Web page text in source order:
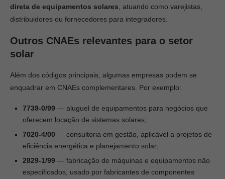
direta de equipamentos solares , atuando como varejistas,
distribuidores ou fornecedores para integradores.
Outros CNAEs relevantes para o setor
solar
Além dos códigos principais, algumas empresas podem se
enquadrar em CNAEs complementares. Por exemplo:
7739-0/99 — aluguel de equipamentos para negócios que
oferecem locação de sistemas solares;
7020-4/00 — consultoria em gestão, aplicável a projetos de
eficiência energética e planejamento solar;
2829-1/99 — fabricação de máquinas e equipamentos não
especificados, usado por fabricantes de componentes